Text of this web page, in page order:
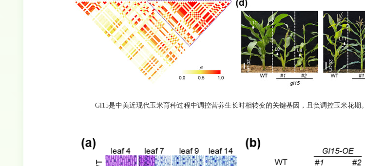
Gl15是中美近现代玉米育种过程中调控营养生长时相转变的关键基因，且负调控玉米花期。